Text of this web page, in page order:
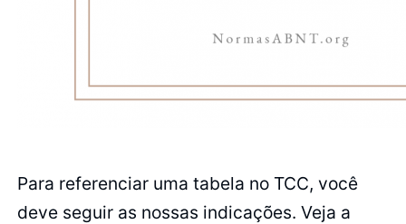
Para referenciar uma tabela no TCC, você
deve seguir as nossas indicações. Veja a